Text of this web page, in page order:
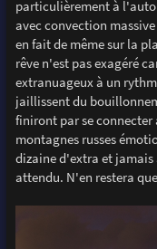
particulièrement à
avec convection
en fait de même sur la
rêve n'est pas exagéré
extranuageux à un
jaillissent du
finiront par se connecter
montagnes russes
dizaine d'extra et
attendu. N'en restera